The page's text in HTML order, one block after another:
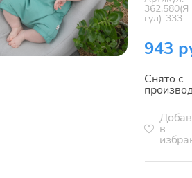
362.580(Я
гул)-333
943
Снято с
в